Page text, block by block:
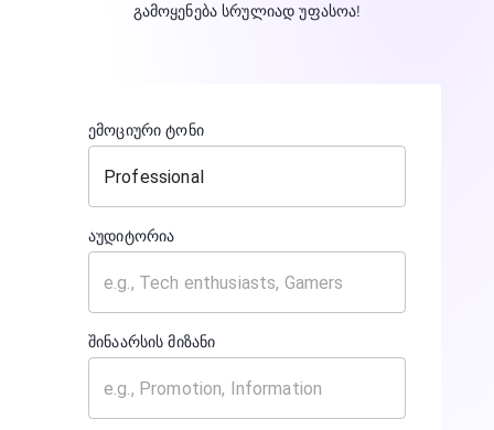
გამოყენება სრულიად უფასოა!
ემოციური ტონი
აუდიტორია
შინაარსის მიზანი